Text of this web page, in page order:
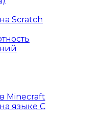
Scratch
Minecraft
языке C